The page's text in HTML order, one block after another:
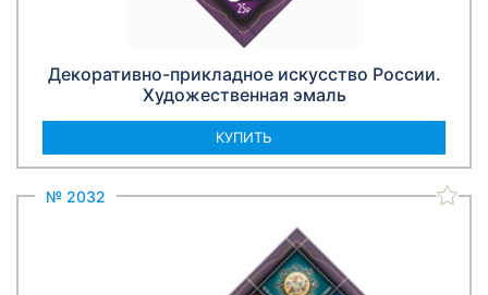
Декоративно-прикладное искусство России.
Художественная эмаль
КУПИТЬ
№ 2032